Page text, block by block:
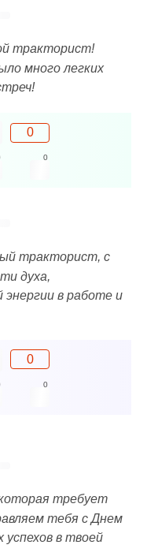
тракторист!
много легких
0
0
тракторист, с
духа,
энергии в работе и
0
0
требует
тебя с Днем
в твоей